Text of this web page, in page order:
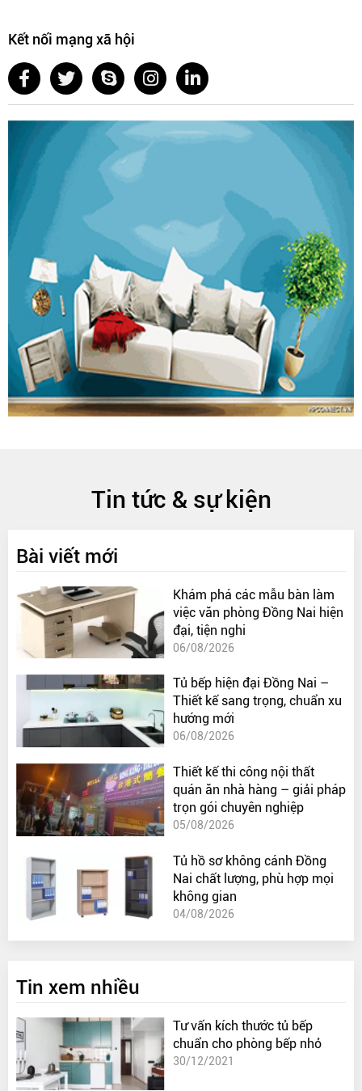
Kết nối mạng xã hội
Tin tức & sự kiện
Bài viết mới
Khám phá các mẫu bàn làm
việc văn phòng Đồng Nai hiện
đại, tiện nghi
06/08/2026
Tủ bếp hiện đại Đồng Nai –
Thiết kế sang trọng, chuẩn xu
hướng mới
06/08/2026
Thiết kế thi công nội thất
quán ăn nhà hàng – giải pháp
trọn gói chuyên nghiệp
05/08/2026
Tủ hồ sơ không cánh Đồng
Nai chất lượng, phù hợp mọi
không gian
04/08/2026
Tin xem nhiều
Tư vấn kích thước tủ bếp
chuẩn cho phòng bếp nhỏ
30/12/2021